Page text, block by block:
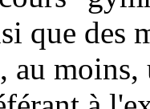
que des
au